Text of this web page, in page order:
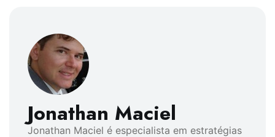
Jonathan Maciel
Jonathan Maciel é especialista em estratégias